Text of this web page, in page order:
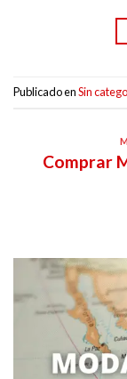
Publicado enSin
Comprar